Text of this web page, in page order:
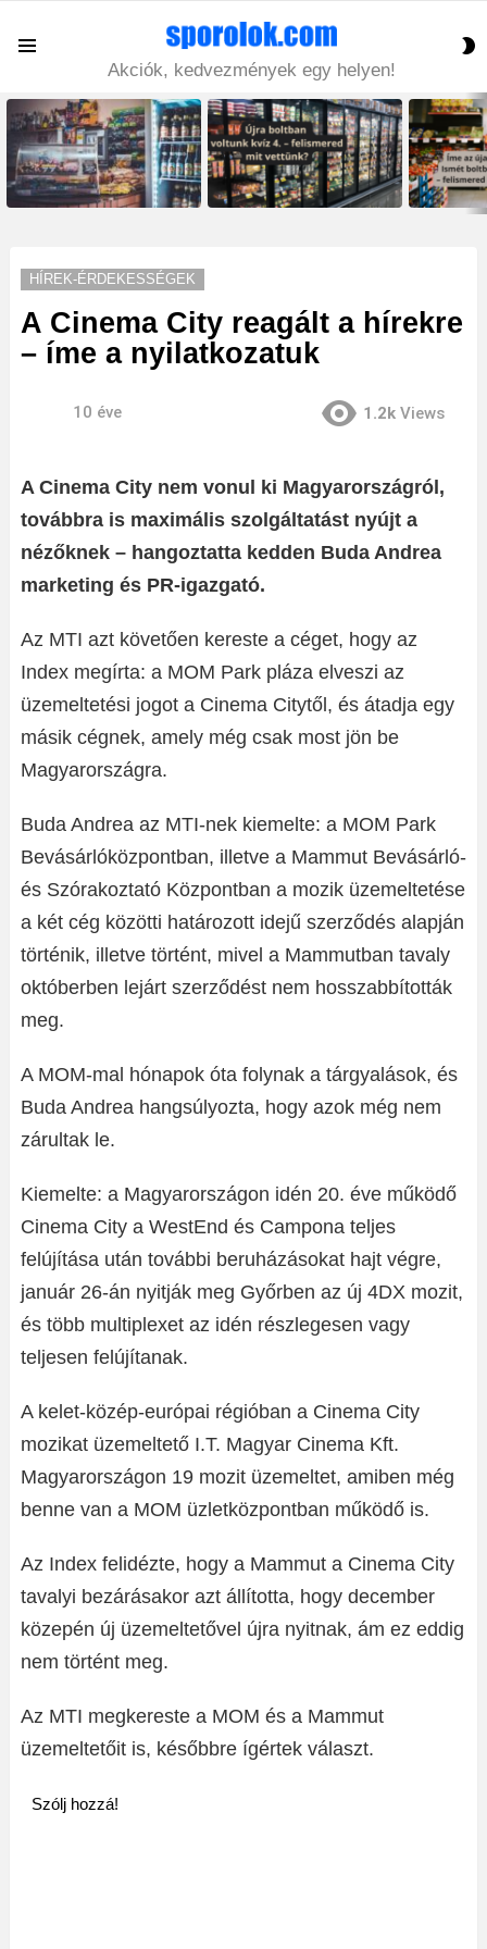
Akciók, kedvezmények egy helyen!
LATEST
STORIES
HÍREK-ÉRDEKESSÉGEK
A Cinema City reagált a hírekre
– íme a nyilatkozatuk
10 éve 1.2k Views
A Cinema City nem vonul ki Magyarországról,
továbbra is maximális szolgáltatást nyújt a
nézőknek – hangoztatta kedden Buda Andrea
marketing és PR-igazgató.
Az MTI azt követően kereste a céget, hogy az
Index megírta: a MOM Park pláza elveszi az
üzemeltetési jogot a Cinema Citytől, és átadja egy
másik cégnek, amely még csak most jön be
Magyarországra.
Buda Andrea az MTI-nek kiemelte: a MOM Park
Bevásárlóközpontban, illetve a Mammut Bevásárló-
és Szórakoztató Központban a mozik üzemeltetése
a két cég közötti határozott idejű szerződés alapján
történik, illetve történt, mivel a Mammutban tavaly
októberben lejárt szerződést nem hosszabbították
meg.
A MOM-mal hónapok óta folynak a tárgyalások, és
Buda Andrea hangsúlyozta, hogy azok még nem
zárultak le.
Kiemelte: a Magyarországon idén 20. éve működő
Cinema City a WestEnd és Campona teljes
felújítása után további beruházásokat hajt végre,
január 26-án nyitják meg Győrben az új 4DX mozit,
és több multiplexet az idén részlegesen vagy
teljesen felújítanak.
A kelet-közép-európai régióban a Cinema City
mozikat üzemeltető I.T. Magyar Cinema Kft.
Magyarországon 19 mozit üzemeltet, amiben még
benne van a MOM üzletközpontban működő is.
Az Index felidézte, hogy a Mammut a Cinema City
tavalyi bezárásakor azt állította, hogy december
közepén új üzemeltetővel újra nyitnak, ám ez eddig
nem történt meg.
Az MTI megkereste a MOM és a Mammut
üzemeltetőit is, későbbre ígértek választ.
Szólj hozzá!